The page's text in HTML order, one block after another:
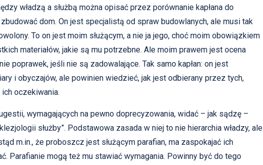
władzą a służbą można opisać przez porównanie kapłana do
dom. On jest specjalistą od spraw budowlanych, ale musi tak
To on jest moim służącym, a nie ja jego, choć moim obowiązkiem
materiałów, jakie są mu potrzebne. Ale moim prawem jest ocena
poprawek, jeśli nie są zadowalające. Tak samo kapłan: on jest
i obyczajów, ale powinien wiedzieć, jak jest odbierany przez tych,
ich oczekiwania.
wymagających na pewno doprecyzowania, widać – jak sądzę –
służby”. Podstawowa zasada w niej to nie hierarchia władzy, ale
m.in., że proboszcz jest służącym parafian, ma zaspokajać ich
Parafianie mogą też mu stawiać wymagania. Powinny być do tego